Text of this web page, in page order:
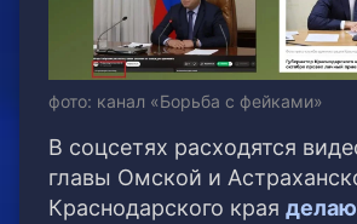
фото: канал «Борьба с фейками»
В соцсетях расходятся
главы Омской и
Краснодарского края